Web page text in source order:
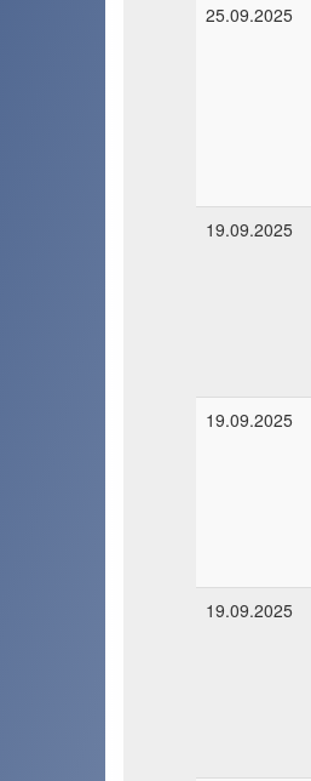
25.09.2025
19.09.2025
19.09.2025
19.09.2025